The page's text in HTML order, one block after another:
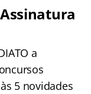
a
5 novidades